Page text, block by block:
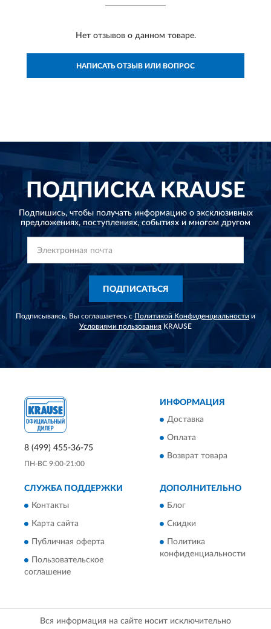
Нет отзывов о данном товаре.
НАПИСАТЬ ОТЗЫВ ИЛИ ВОПРОС
ПОДПИСКАKRAUSE
Подпишись, чтобы получать информацию о эксклюзивных
предложениях, поступлениях, событиях и многом другом
ПОДПИСАТЬСЯ
Подписываясь, Вы соглашаетесь с Политикой Конфиденциальности и
Условиями пользования KRAUSE
8 (499) 455-36-75
ПН-ВС 9:00-21:00
ИНФОРМАЦИЯ
Доставка
Оплата
Возврат товара
СЛУЖБА ПОДДЕРЖКИ
Контакты
Карта сайта
Публичная оферта
Пользовательское
соглашение
ДОПОЛНИТЕЛЬНО
Блог
Скидки
Политика
конфиденциальности
Вся информация на сайте носит исключительно